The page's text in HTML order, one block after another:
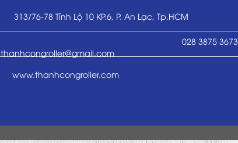
313/76-78 Tỉnh Lộ 10 KP.6, P. An Lạc, Tp.HCM
thanhcongroller@gmail.com
028 3875 3673
www.thanhcongroller.com